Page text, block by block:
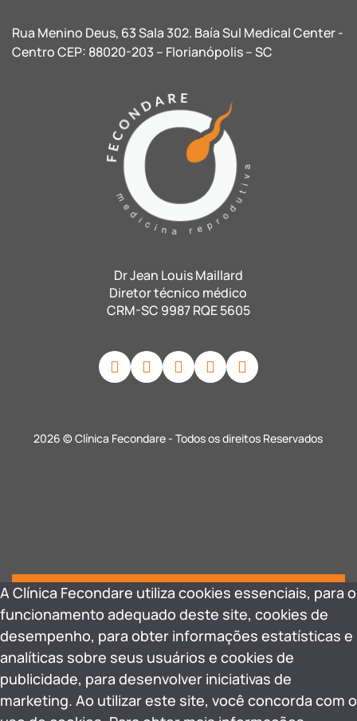
Rua Menino Deus, 63 Sala 302. Baía Sul Medical Center -
Centro CEP: 88020-203 – Florianópolis – SC
Dr Jean Louis Maillard
Diretor técnico médico
CRM-SC 9987 RQE 5605
2026 © Clínica Fecondare - Todos os direitos Reservados
A Clínica Fecondare utiliza cookies essenciais, para o
funcionamento adequado deste site, cookies de
desempenho, para obter informações estatísticas e
analíticas sobre seus usuários e cookies de
publicidade, para desenvolver iniciativas de
marketing. Ao utilizar este site, você concorda com o